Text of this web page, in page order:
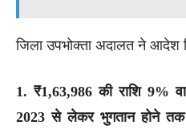
जिला उपभोक्ता अदालत ने आदेश
1. ₹1,63,986 की राशि 9%
2023 से लेकर भुगतान होने तक